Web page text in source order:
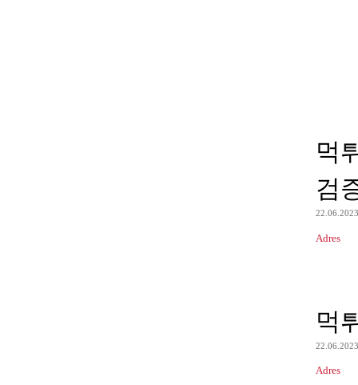
먹
검
22.06.2023
Adres
먹
22.06.2023
Adres